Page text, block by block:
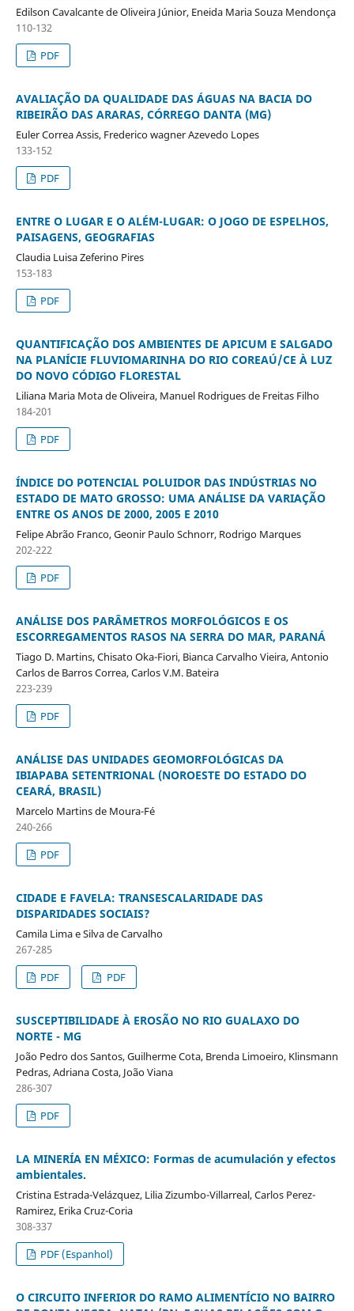
Edilson Cavalcante de Oliveira Júnior, Eneida Maria Souza Mendonça
110-132
PDF
AVALIAÇÃO DA QUALIDADE DAS ÁGUAS NA BACIA DO
RIBEIRÃO DAS ARARAS, CÓRREGO DANTA (MG)
Euler Correa Assis, Frederico wagner Azevedo Lopes
133-152
PDF
ENTRE O LUGAR E O ALÉM-LUGAR: O JOGO DE ESPELHOS,
PAISAGENS, GEOGRAFIAS
Claudia Luisa Zeferino Pires
153-183
PDF
QUANTIFICAÇÃO DOS AMBIENTES DE APICUM E SALGADO
NA PLANÍCIE FLUVIOMARINHA DO RIO COREAÚ/CE À LUZ
DO NOVO CÓDIGO FLORESTAL
Liliana Maria Mota de Oliveira, Manuel Rodrigues de Freitas Filho
184-201
PDF
ÍNDICE DO POTENCIAL POLUIDOR DAS INDÚSTRIAS NO
ESTADO DE MATO GROSSO: UMA ANÁLISE DA VARIAÇÃO
ENTRE OS ANOS DE 2000, 2005 E 2010
Felipe Abrão Franco, Geonir Paulo Schnorr, Rodrigo Marques
202-222
PDF
ANÁLISE DOS PARÂMETROS MORFOLÓGICOS E OS
ESCORREGAMENTOS RASOS NA SERRA DO MAR, PARANÁ
Tiago D. Martins, Chisato Oka-Fiori, Bianca Carvalho Vieira, Antonio
Carlos de Barros Correa, Carlos V.M. Bateira
223-239
PDF
ANÁLISE DAS UNIDADES GEOMORFOLÓGICAS DA
IBIAPABA SETENTRIONAL (NOROESTE DO ESTADO DO
CEARÁ, BRASIL)
Marcelo Martins de Moura-Fé
240-266
PDF
CIDADE E FAVELA: TRANSESCALARIDADE DAS
DISPARIDADES SOCIAIS?
Camila Lima e Silva de Carvalho
267-285
PDF
PDF
SUSCEPTIBILIDADE À EROSÃO NO RIO GUALAXO DO
NORTE - MG
João Pedro dos Santos, Guilherme Cota, Brenda Limoeiro, Klinsmann
Pedras, Adriana Costa, João Viana
286-307
PDF
LA MINERÍA EN MÉXICO: Formas de acumulación y efectos
ambientales.
Cristina Estrada-Velázquez, Lilia Zizumbo-Villarreal, Carlos Perez-
Ramirez, Erika Cruz-Coria
308-337
PDF (Espanhol)
O CIRCUITO INFERIOR DO RAMO ALIMENTÍCIO NO BAIRRO